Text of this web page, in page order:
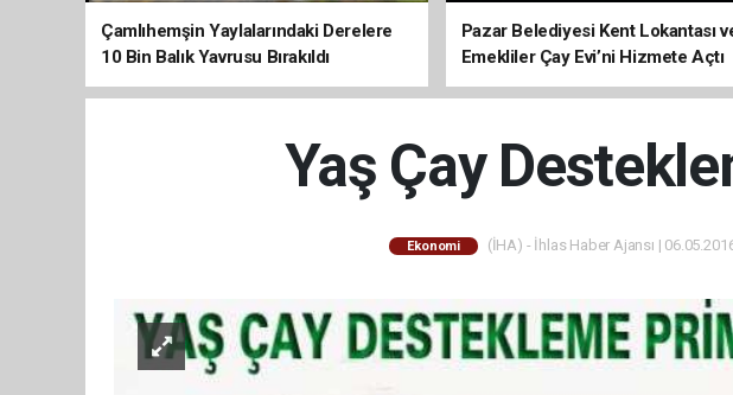
Çamlıhemşin Yaylalarındaki Derelere
10 Bin Balık Yavrusu Bırakıldı
Pazar Belediyesi Kent Lokantası
Emekliler Çay Evi’ni Hizmete Açtı
Yaş Çay
Ekonomi (İHA) - İhlas Haber Ajansı |